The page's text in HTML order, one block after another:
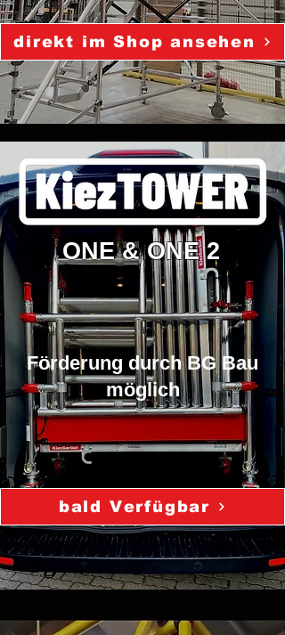
direkt im Shop ansehen
ONE & ONE 2
Förderung durch BG Bau
möglich
bald Verfügbar